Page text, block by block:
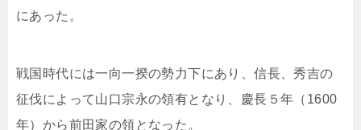
にあった。
戦国時代には一向一揆の勢力下にあり、信長、秀吉の
征伐によって山口宗永の領有となり、慶長５年（1600
年）から前田家の領となった。